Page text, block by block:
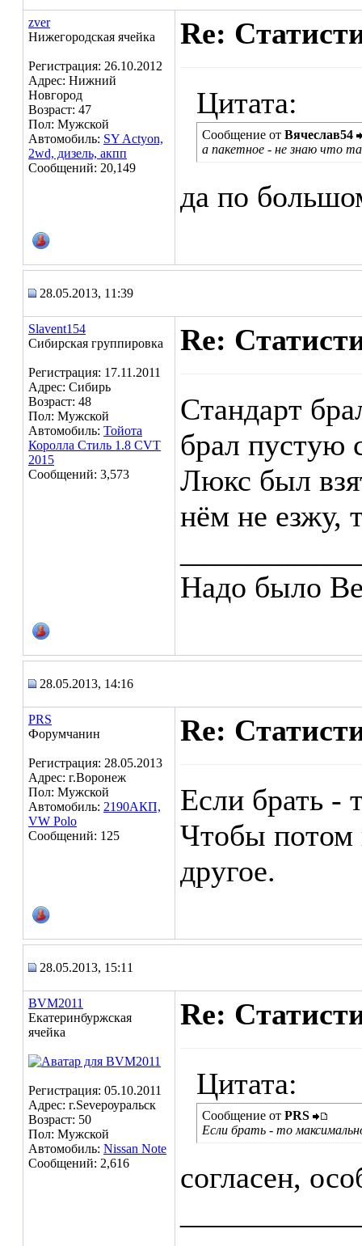
zver
Нижегородская ячейка
Регистрация: 26.10.2012
Адрес: Нижний
Новгород
Возраст: 47
Пол: Мужской
Автомобиль: SY Aсtyon,
2wd, дизель, акпп
Сообщений: 20,149
Re:
Цитата:
Сообщение от Вячеслав54
а пакетное - не знаю что
да по
28.05.2013, 11:39
Slavent154
Сибирская группировка
Регистрация: 17.11.2011
Адрес: Сибирь
Возраст: 48
Пол: Мужской
Автомобиль: Тойота
Королла Стиль 1.8 CVT
2015
Сообщений: 3,573
Re:
Стандарт
брал пустую
Люкс был
нём не езжу,
Надо было
28.05.2013, 14:16
PRS
Форумчанин
Регистрация: 28.05.2013
Адрес: г.Воронеж
Пол: Мужской
Автомобиль: 2190АКП,
VW Polo
Сообщений: 125
Re:
Если брать -
Чтобы потом
другое.
28.05.2013, 15:11
BVM2011
Екатеринбуржская
ячейка
Регистрация: 05.10.2011
Адрес: г.Sеvероуральск
Возраст: 50
Пол: Мужской
Автомобиль: Nissan Note
Сообщений: 2,616
Re:
Цитата:
Сообщение от PRS
Если брать - то
согласен,